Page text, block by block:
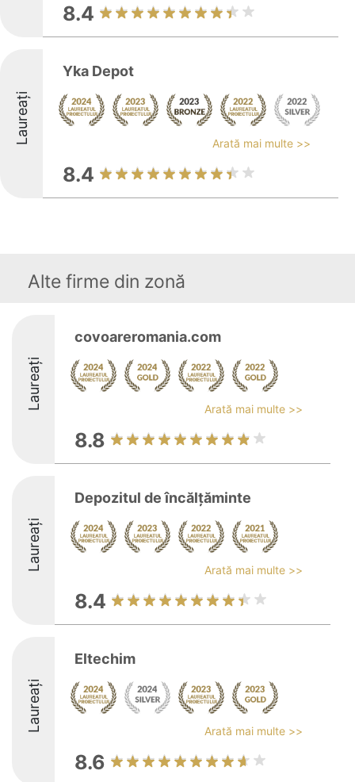
8.4
Laureați
Yka Depot
Arată mai multe >>
8.4
Alte firme din zonă
Laureați
covoareromania.com
Arată mai multe >>
8.8
Laureați
Depozitul de încălţăminte
Arată mai multe >>
8.4
Laureați
Eltechim
Arată mai multe >>
8.6